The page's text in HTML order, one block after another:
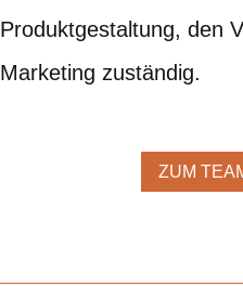
Produktgestaltung, den
Marketing zuständig.
ZUM